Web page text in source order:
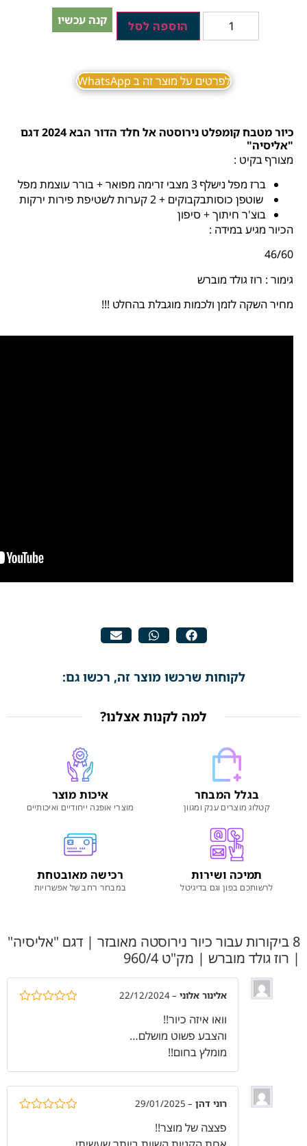
קנה עכשיו הוספה לסל
לפרטים על מוצר זה ב WhatsApp
כיור מטבח קומפלט נירוסטה אל חלד הדור הבא 2024 דגם
"אליסיה"
מצורף בקיט :
ברז מפל נישלף 3 מצבי זרימה מפואר + בורר עוצמת מפל
שוטפן כוסותבקבוקים + 2 קערות לשטיפת פירות ירקות
בוצ'ר חיתוך + סיפון
הכיור מגיע במידה :
46/60
גימור : רוז גולד מוברש
מחיר השקה לזמן ולכמות מוגבלת בהחלט !!!
לקוחות שרכשו מוצר זה, רכשו גם:
למה לקנות אצלנו?
בגלל המבחר
קטלוג מוצרים ענק ומגוון
איכות מוצר
מוצרי אופנה ייחודיים ואיכותיים
תמיכה ושירות
לרשותכם בפון וגם בדיגיטל
רכישה מאובטחת
במבחר רחב של אפשרויות
8 ביקורות עבור
כיור נירוסטה מאובזר | דגם "אליסיה"
| רוז גולד מוברש | מק"ט 960/4
אלינור אלוני –
22/12/2024
וואו איזה כיור!!
והצבע פשוט מושלם…
מומלץ בחום!!
רוני דהן –
29/01/2025
פצצה של מוצר!!